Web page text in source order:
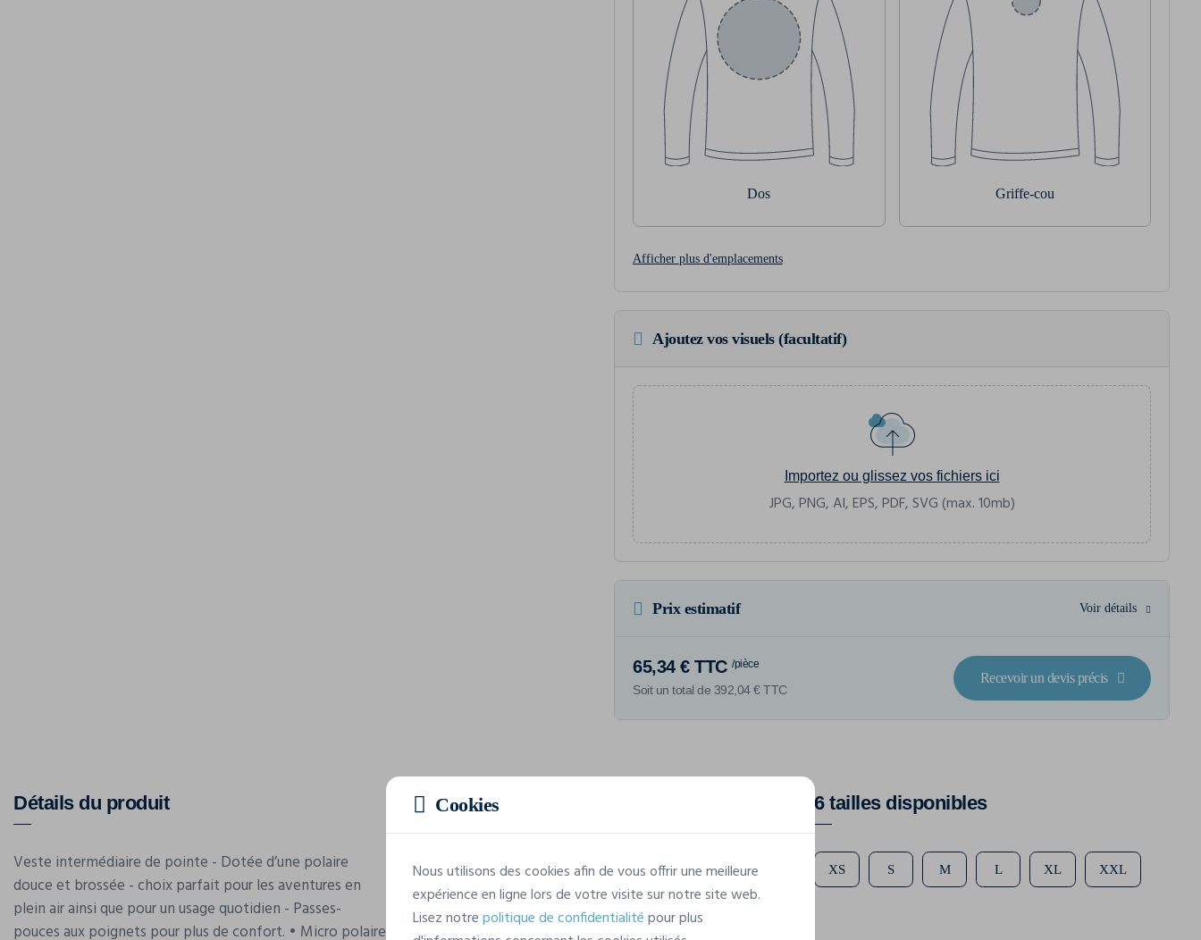
Dos Griffe-cou
Afficher plus d'emplacements
Ajoutez vos visuels (facultatif)
Importez ou glissez vos fichiers ici
JPG, PNG, AI, EPS, PDF, SVG (max. 10mb)
Prix estimatif Voir détails
65,34 € TTC /pièce
Soit un total de 392,04 € TTC
Recevoir un devis précis
Détails du produit
Veste intermédiaire de pointe - Dotée d’une polaire
douce et brossée - choix parfait pour les aventures en
plein air ainsi que pour un usage quotidien - Passes-
pouces aux poignets pour plus de confort. • Micro polaire
Caractéristiques
Marque
Craft
Référence
1910397
6 tailles disponibles
XS S M L XL XXL
Cookies
Nous utilisons des cookies afin de vous offrir une meilleure
expérience en ligne lors de votre visite sur notre site web.
Lisez notrepolitique de confidentialitépour plus